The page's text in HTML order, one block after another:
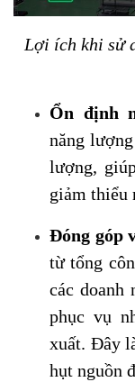
Lợi ích khi sử
Ổn định
năng
lượng,
giảm thiểu
Đóng góp
từ tổng
các doanh
phục vụ
xuất. Đây
hụt nguồn